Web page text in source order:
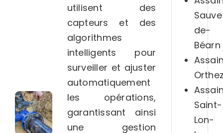
utilisent des
capteurs et des
algorithmes
intelligents pour
surveiller et ajuster
automatiquement
les opérations,
garantissant ainsi
une gestion
de-
Béarn
Saint-
Lon-